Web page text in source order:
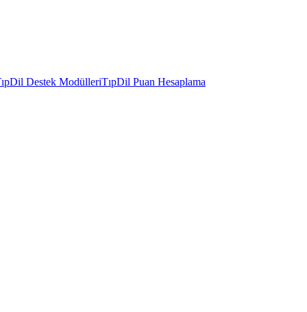
Destek ModülleriTıpDil Puan Hesaplama